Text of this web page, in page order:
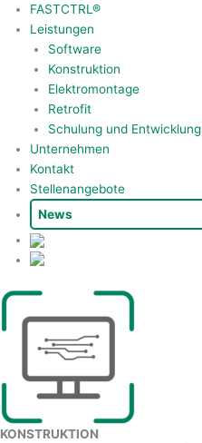
FASTCTRL®
Leistungen
Software
Konstruktion
Elektromontage
Retrofit
Schulung und Entwicklung
Unternehmen
Kontakt
Stellenangebote
News
KONSTRUKTION